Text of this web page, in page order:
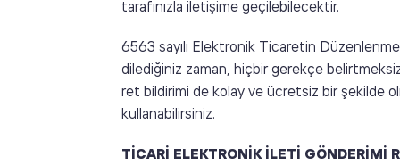
tarafınızla iletişime geçilebilecektir.
6563 sayılı Elektronik Ticaretin
dilediğiniz zaman, hiçbir gerekçe
ret bildirimi de kolay ve ücretsiz bir şekilde
kullanabilirsiniz.
TİCARİ ELEKTRONİK İLETİ GÖNDERİMİ